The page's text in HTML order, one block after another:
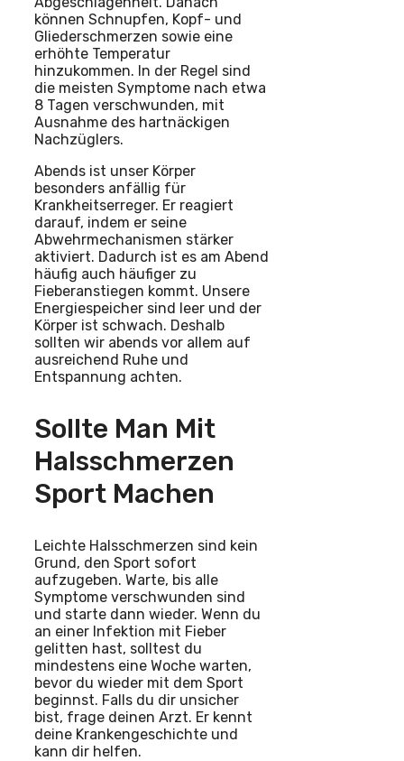
können Schnupfen, Kopf- und
Gliederschmerzen sowie eine
erhöhte Temperatur
hinzukommen. In der Regel sind
die meisten Symptome nach etwa
8 Tagen verschwunden, mit
Ausnahme des hartnäckigen
Nachzüglers.
Abends ist unser Körper
besonders anfällig für
Krankheitserreger. Er reagiert
darauf, indem er seine
Abwehrmechanismen stärker
aktiviert. Dadurch ist es am Abend
häufig auch häufiger zu
Fieberanstiegen kommt. Unsere
Energiespeicher sind leer und der
Körper ist schwach. Deshalb
sollten wir abends vor allem auf
ausreichend Ruhe und
Entspannung achten.
Sollte Man Mit
Halsschmerzen
Sport Machen
Leichte Halsschmerzen sind kein
Grund, den Sport sofort
aufzugeben. Warte, bis alle
Symptome verschwunden sind
und starte dann wieder. Wenn du
an einer Infektion mit Fieber
gelitten hast, solltest du
mindestens eine Woche warten,
bevor du wieder mit dem Sport
beginnst. Falls du dir unsicher
bist, frage deinen Arzt. Er kennt
deine Krankengeschichte und
kann dir helfen.